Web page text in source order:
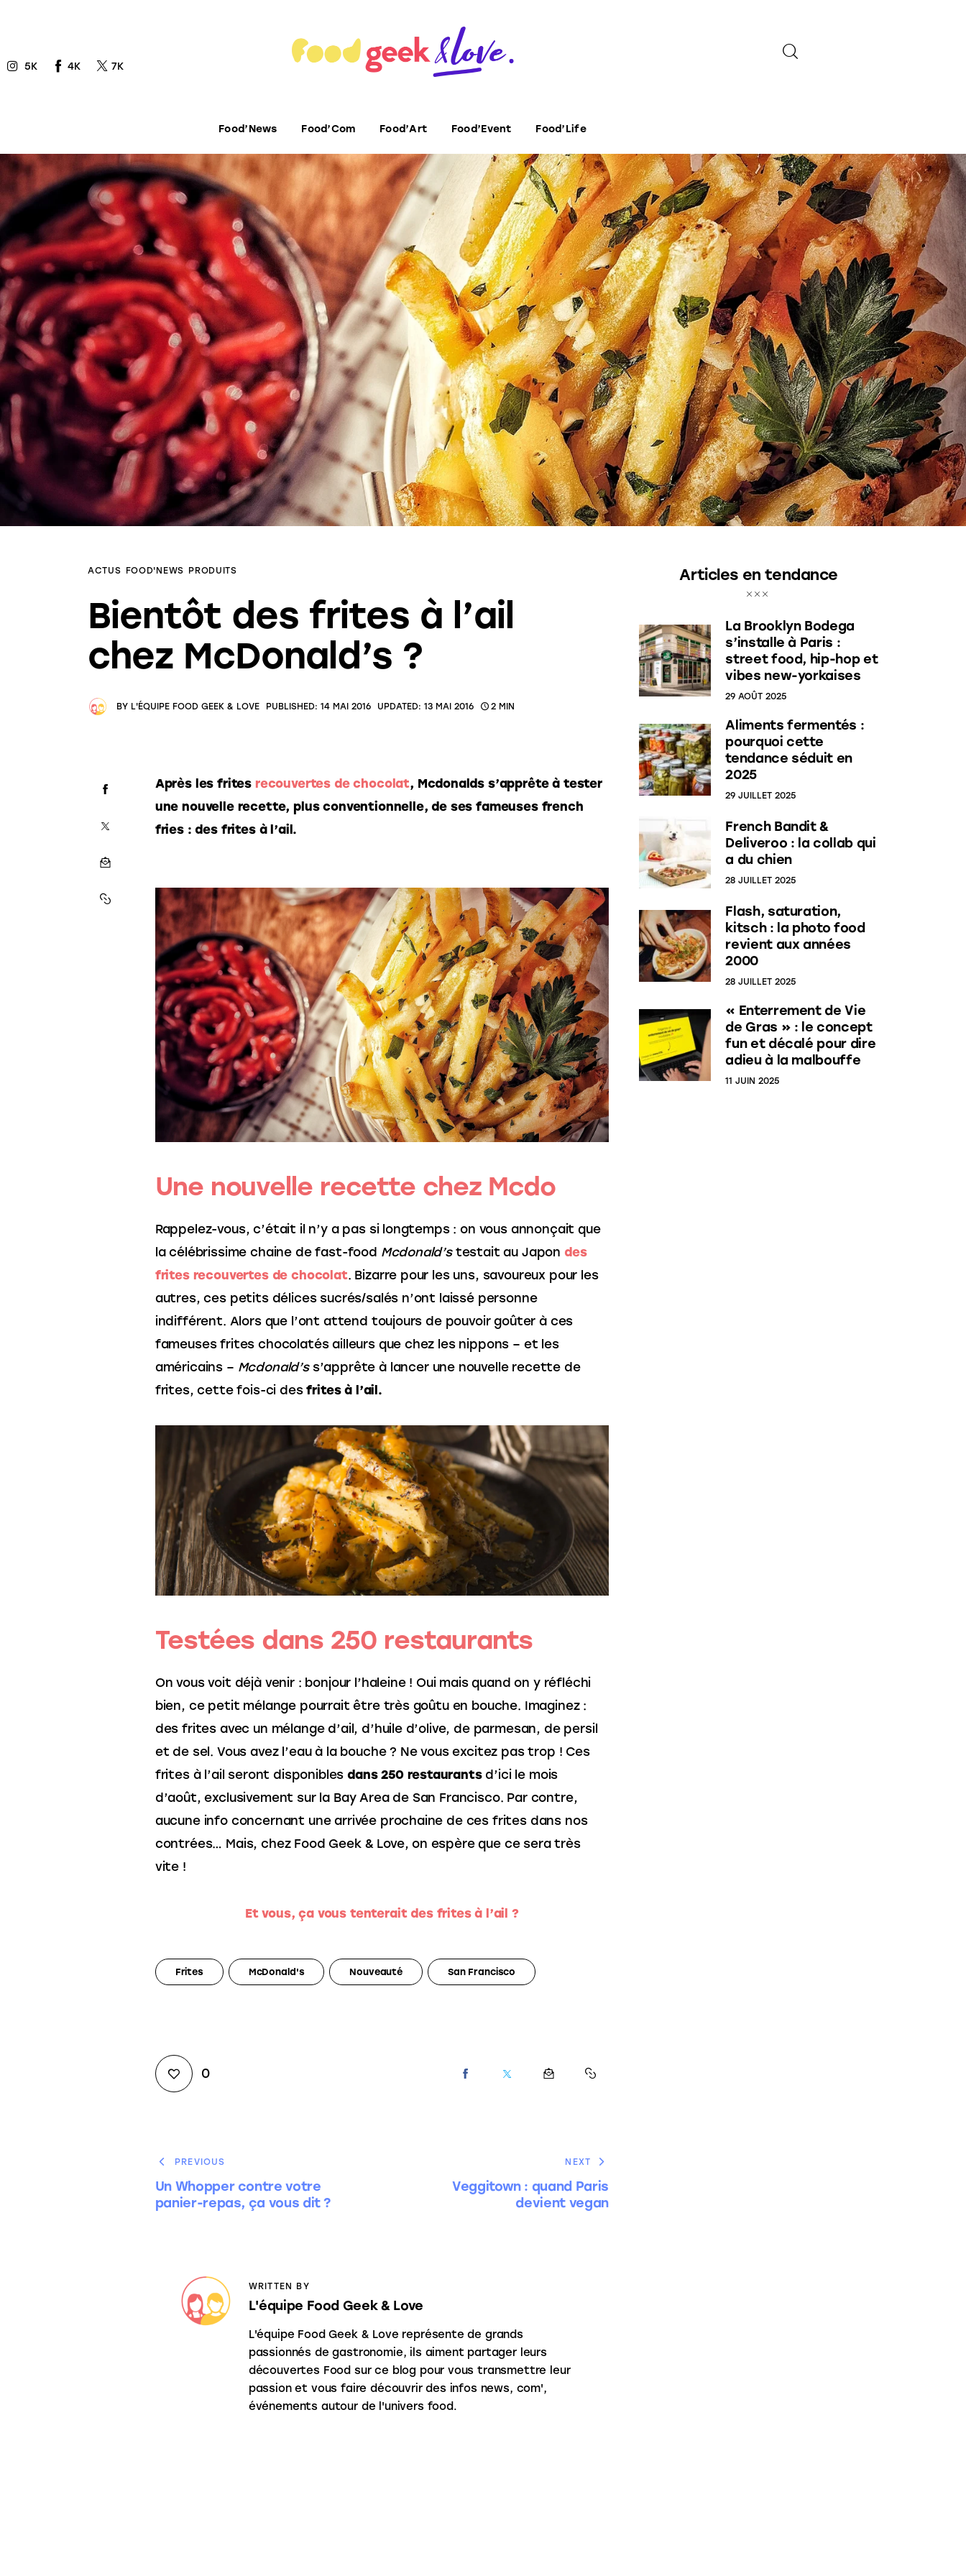
5K 4K 7K
Food’News Food’Com Food’Art Food’Event Food’Life
Food’Life
ACTUS FOOD'NEWS PRODUITS
Bientôt des frites à l’ail
chez McDonald’s ?
BY L'ÉQUIPE FOOD GEEK & LOVE PUBLISHED: 14 MAI 2016 UPDATED: 13 MAI 2016 2 MIN
Après les frites recouvertes de chocolat, Mcdonalds s’apprête à tester
une nouvelle recette, plus conventionnelle, de ses fameuses french
fries : des frites à l’ail.
Une nouvelle recette chez Mcdo
Rappelez-vous, c’était il n’y a pas si longtemps : on vous annonçait que
la célébrissime chaine de fast-food Mcdonald’s testait au Japon des
frites recouvertes de chocolat. Bizarre pour les uns, savoureux pour les
autres, ces petits délices sucrés/salés n’ont laissé personne
indifférent. Alors que l’ont attend toujours de pouvoir goûter à ces
fameuses frites chocolatés ailleurs que chez les nippons – et les
américains – Mcdonald’s s’apprête à lancer une nouvelle recette de
frites, cette fois-ci des frites à l’ail.
Testées dans 250 restaurants
On vous voit déjà venir : bonjour l’haleine ! Oui mais quand on y réfléchi
bien, ce petit mélange pourrait être très goûtu en bouche. Imaginez :
des frites avec un mélange d’ail, d’huile d’olive, de parmesan, de persil
et de sel. Vous avez l’eau à la bouche ? Ne vous excitez pas trop ! Ces
frites à l’ail seront disponibles dans 250 restaurants d’ici le mois
d’août, exclusivement sur la Bay Area de San Francisco. Par contre,
aucune info concernant une arrivée prochaine de ces frites dans nos
contrées… Mais, chez Food Geek & Love, on espère que ce sera très
vite !
Et vous, ça vous tenterait des frites à l’ail ?
Frites McDonald's Nouveauté San Francisco
0
PREVIOUS
Un Whopper contre votre
panier-repas, ça vous dit ?
NEXT
Veggitown : quand Paris
devient vegan
WRITTEN BY
L'équipe Food Geek & Love
L'équipe Food Geek & Love représente de grands
passionnés de gastronomie, ils aiment partager leurs
découvertes Food sur ce blog pour vous transmettre leur
passion et vous faire découvrir des infos news, com',
événements autour de l'univers food.
Articles en tendance
La Brooklyn Bodega
s’installe à Paris :
street food, hip-hop et
vibes new-yorkaises
29 AOÛT 2025
Aliments fermentés :
pourquoi cette
tendance séduit en
2025
29 JUILLET 2025
French Bandit &
Deliveroo : la collab qui
a du chien
28 JUILLET 2025
Flash, saturation,
kitsch : la photo food
revient aux années
2000
28 JUILLET 2025
« Enterrement de Vie
de Gras » : le concept
fun et décalé pour dire
adieu à la malbouffe
11 JUIN 2025